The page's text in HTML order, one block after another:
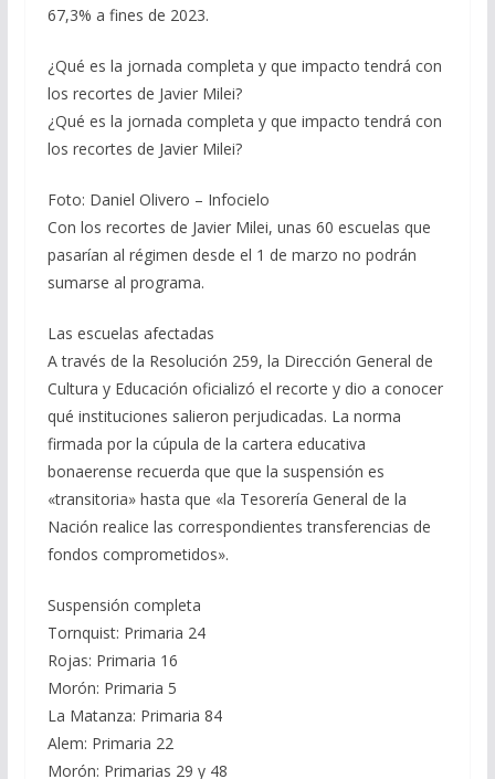
67,3% a fines de 2023.
¿Qué es la jornada completa y que impacto tendrá con
los recortes de Javier Milei?
¿Qué es la jornada completa y que impacto tendrá con
los recortes de Javier Milei?
Foto: Daniel Olivero – Infocielo
Con los recortes de Javier Milei, unas 60 escuelas que
pasarían al régimen desde el 1 de marzo no podrán
sumarse al programa.
Las escuelas afectadas
A través de la Resolución 259, la Dirección General de
Cultura y Educación oficializó el recorte y dio a conocer
qué instituciones salieron perjudicadas. La norma
firmada por la cúpula de la cartera educativa
bonaerense recuerda que que la suspensión es
«transitoria» hasta que «la Tesorería General de la
Nación realice las correspondientes transferencias de
fondos comprometidos».
Suspensión completa
Tornquist: Primaria 24
Rojas: Primaria 16
Morón: Primaria 5
La Matanza: Primaria 84
Alem: Primaria 22
Morón: Primarias 29 y 48